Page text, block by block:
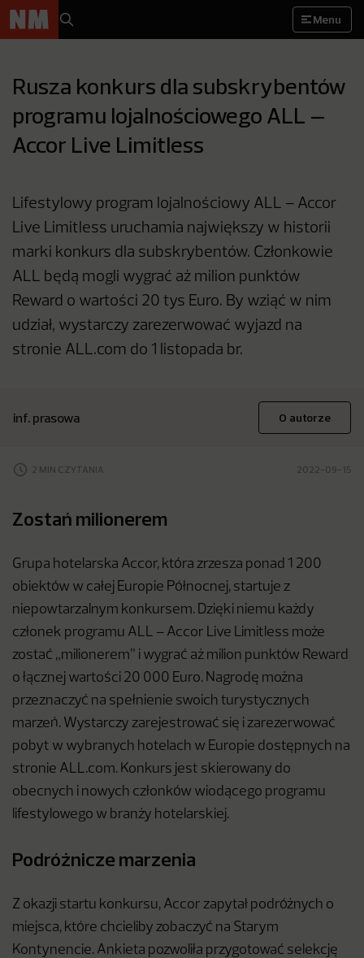
Menu
Rusza konkurs dla subskrybentów
programu lojalnościowego ALL –
Accor Live Limitless
Lifestylowy program lojalnościowy ALL – Accor
Live Limitless uruchamia największy w historii
marki konkurs dla subskrybentów. Członkowie
ALL będą mogli wygrać aż milion punktów
Reward o wartości 20 tys Euro. By wziąć w nim
udział, wystarczy zarezerwować wyjazd na
stronie ALL.com do 1 listopada br.
inf. prasowa O autorze
2 MIN CZYTANIA 2022-09-15
Zostań milionerem
Grupa hotelarska Accor, która zrzesza ponad 1 200
obiektów w całej Europie Północnej, startuje z
niepowtarzalnym konkursem. Dzięki niemu każdy
członek programu ALL – Accor Live Limitless może
zostać „milionerem” i wygrać aż milion punktów Reward
o łącznej wartości 20 000 Euro. Nagrodę można
przeznaczyć na spełnienie swoich turystycznych
marzeń. Wystarczy zarejestrować się i zarezerwować
pobyt w wybranych hotelach w Europie dostępnych na
stronie ALL.com. Konkurs jest skierowany do
obecnych i nowych członków wiodącego programu
lifestylowego w branży hotelarskiej.
Podróżnicze marzenia
Z okazji startu konkursu, Accor zapytał podróżnych o
miejsca, które chcieliby zobaczyć na Starym
Kontynencie. Ankieta pozwoliła przygotować selekcję